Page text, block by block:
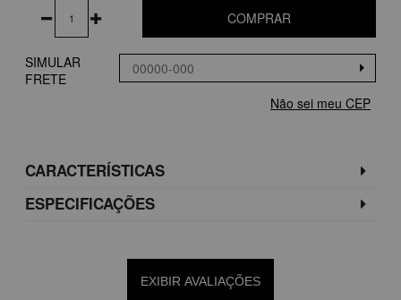
COMPRAR
SIMULAR
FRETE
Não sei meu CEP
CARACTERÍSTICAS
ESPECIFICAÇÕES
EXIBIR AVALIAÇÕES